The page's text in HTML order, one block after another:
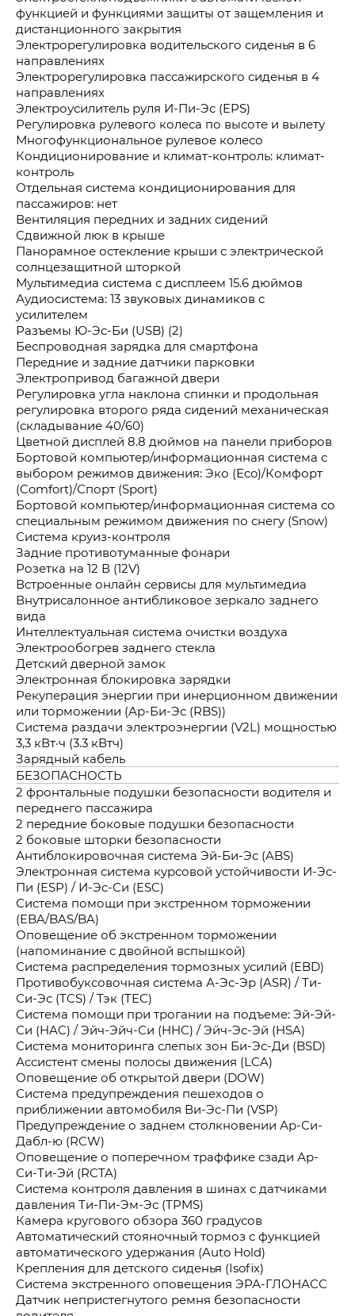
функцией и функциями защиты от защемления и
дистанционного закрытия
Электрорегулировка водительского сиденья в 6
направлениях
Электрорегулировка пассажирского сиденья в 4
направлениях
Электроусилитель руля И-Пи-Эс (EPS)
Регулировка рулевого колеса по высоте и вылету
Многофункциональное рулевое колесо
Кондиционирование и климат-контроль: климат-
контроль
Отдельная система кондиционирования для
пассажиров: нет
Вентиляция передних и задних сидений
Сдвижной люк в крыше
Панорамное остекление крыши с электрической
солнцезащитной шторкой
Мультимедиа система с дисплеем 15.6 дюймов
Аудиосистема: 13 звуковых динамиков с
усилителем
Разъемы Ю-Эс-Би (USB) (2)
Беспроводная зарядка для смартфона
Передние и задние датчики парковки
Электропривод багажной двери
Регулировка угла наклона спинки и продольная
регулировка второго ряда сидений механическая
(складывание 40/60)
Цветной дисплей 8.8 дюймов на панели приборов
Бортовой компьютер/информационная система с
выбором режимов движения: Эко (Eco)/Комфорт
(Comfort)/Спорт (Sport)
Бортовой компьютер/информационная система со
специальным режимом движения по снегу (Snow)
Система круиз-контроля
Задние противотуманные фонари
Розетка на 12 В (12V)
Встроенные онлайн сервисы для мультимедиа
Внутрисалонное антибликовое зеркало заднего
вида
Интеллектуальная система очистки воздуха
Электрообогрев заднего стекла
Детский дверной замок
Электронная блокировка зарядки
Рекуперация энергии при инерционном движении
или торможении (Ар-Би-Эс (RBS))
Система раздачи электроэнергии (V2L) мощностью
3,3 кВт·ч (3.3 кВтч)
Зарядный кабель
БЕЗОПАСНОСТЬ
2 фронтальные подушки безопасности водителя и
переднего пассажира
2 передние боковые подушки безопасности
2 боковые шторки безопасности
Антиблокировочная система Эй-Би-Эс (ABS)
Электронная система курсовой устойчивости И-Эс-
Пи (ESP) / И-Эс-Си (ESC)
Система помощи при экстренном торможении
(EBA/BAS/BA)
Оповещение об экстренном торможении
(напоминание с двойной вспышкой)
Система распределения тормозных усилий (EBD)
Противобуксовочная система А-Эс-Эр (ASR) / Ти-
Си-Эс (TCS) / Тэк (TEC)
Система помощи при трогании на подъеме: Эй-Эй-
Си (HAC) / Эйч-Эйч-Си (HHC) / Эйч-Эс-Эй (HSA)
Система мониторинга слепых зон Би-Эс-Ди (BSD)
Ассистент смены полосы движения (LCA)
Оповещение об открытой двери (DOW)
Система предупреждения пешеходов о
приближении автомобиля Ви-Эс-Пи (VSP)
Предупреждение о заднем столкновении Ар-Си-
Дабл-ю (RCW)
Оповещение о поперечном траффике сзади Ар-
Си-Ти-Эй (RCTA)
Система контроля давления в шинах с датчиками
давления Ти-Пи-Эм-Эс (TPMS)
Камера кругового обзора 360 градусов
Автоматический стояночный тормоз с функцией
автоматического удержания (Auto Hold)
Крепления для детского сиденья (Isofix)
Система экстренного оповещения ЭРА-ГЛОНАСС
Датчик непристегнутого ремня безопасности